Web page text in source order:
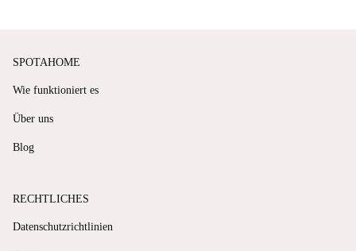
SPOTAHOME
Wie funktioniert es
Über uns
Blog
RECHTLICHES
Datenschutzrichtlinien